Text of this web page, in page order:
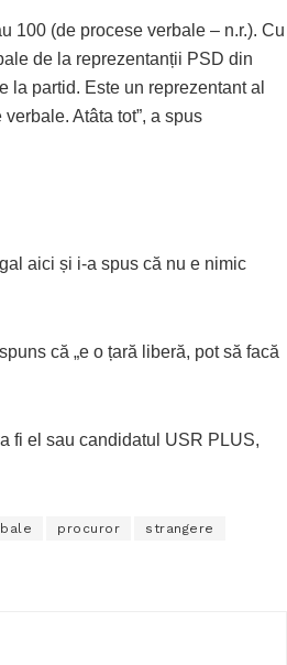
100 (de procese verbale – n.r.). Cu
de la reprezentanții PSD din
partid. Este un reprezentant al
Atâta tot”, a spus
aici și i-a spus că nu e nimic
că „e o țară liberă, pot să facă
fi el sau candidatul USR PLUS,
procuror strangere